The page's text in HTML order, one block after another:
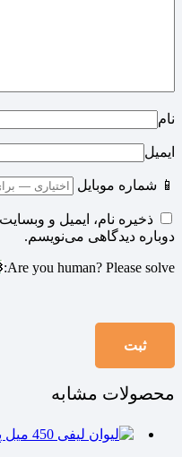
نام
ایمیل
📱 شماره موبایل
ذخیره نام، ایمیل و
دوباره دیدگاهی می‌نویسم.
Are you human? Please solve:
محصولات مشابه